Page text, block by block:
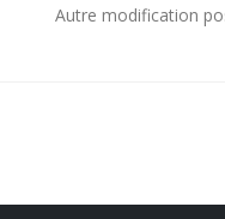
Autre modification